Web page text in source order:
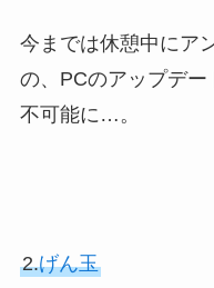
今までは休憩中にア
の、PCのアップデ
不可能に…。
2.げん玉